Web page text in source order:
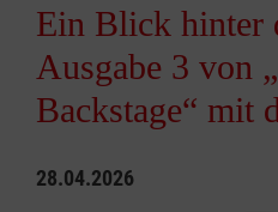
Ein Blick hinter
Ausgabe 3 von
Backstage“ mit
28.04.2026